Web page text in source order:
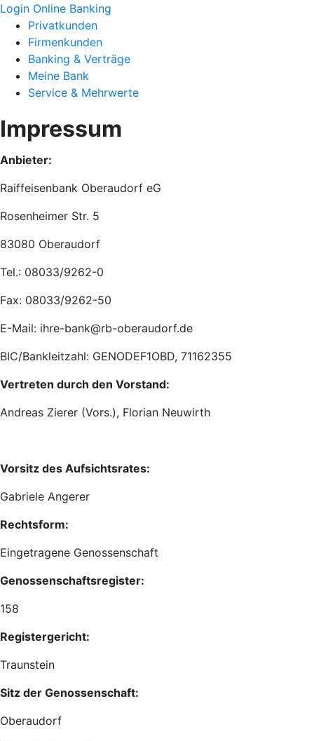
Login Online Banking
Privatkunden
Firmenkunden
Banking & Verträge
Meine Bank
Service & Mehrwerte
Impressum
Anbieter:
Raiffeisenbank Oberaudorf eG
Rosenheimer Str. 5
83080 Oberaudorf
Tel.: 08033/9262-0
Fax: 08033/9262-50
E-Mail: ihre-bank@rb-oberaudorf.de
BIC/Bankleitzahl: GENODEF1OBD, 71162355
Vertreten durch den Vorstand:
Andreas Zierer (Vors.), Florian Neuwirth
Vorsitz des Aufsichtsrates:
Gabriele Angerer
Rechtsform:
Eingetragene Genossenschaft
Genossenschaftsregister:
158
Registergericht:
Traunstein
Sitz der Genossenschaft:
Oberaudorf